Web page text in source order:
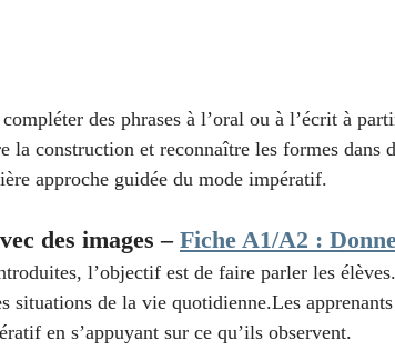
des phrases à l’oral ou à l’écrit à
la construction et reconnaître les formes dans
approche guidée du mode impératif.
des images – Fiche A1/A2 :
l’objectif est de faire parler les
situations de la vie quotidienne.Les
en s’appuyant sur ce qu’ils observent.